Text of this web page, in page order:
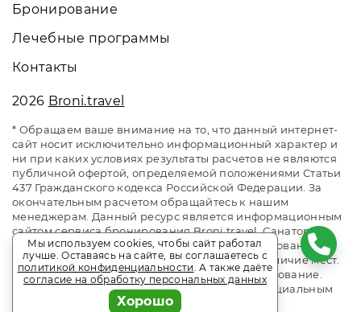
Бронирование
Лечебные программы
Контакты
2026 Broni.travel
* Обращаем ваше внимание на то, что данный интернет-
сайт носит исключительно информационный характер и
ни при каких условиях результаты расчетов не являются
публичной офертой, определяемой положениями Статьи
437 Гражданского кодекса Российской Федерации. За
окончательным расчетом обращайтесь к нашим
менеджерам. Данный ресурс является информационным
сайтом сервиса бронирования Broni.travel. Санаторий
«Приозерный» Беларусь. Сайт онлайн бронирования
номеров. Актуальные цены, прайс-листы и наличие мест.
Акции и спецпредложения. Выгодное бронирование.
Индивидуальный менеджер. Не является официальным
сайтом объекта размещения.
Мы используем cookies, чтобы сайт работал
лучше. Оставаясь на сайте, вы соглашаетесь с
политикой конфиденциальности. А также даёте
согласие на обработку персональных данных
Хорошо